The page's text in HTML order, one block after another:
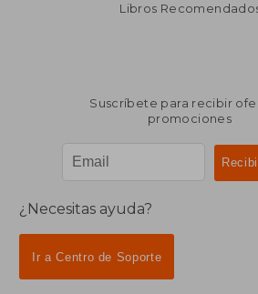
Libros
Suscríbete para recibir
promociones
¿Necesitas ayuda?
Ir a Centro de Soporte